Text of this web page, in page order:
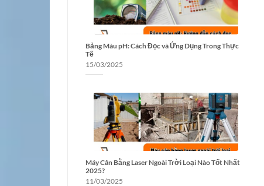
Bảng Màu pH: Cách Đọc và Ứng Dụng Trong Thực
Tế
15/03/2025
Máy Cân Bằng Laser Ngoài Trời Loại Nào Tốt Nhất
2025?
11/03/2025